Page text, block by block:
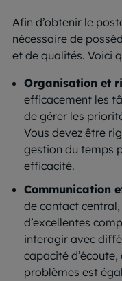
Afin d’obtenir le
nécessaire de
et de qualités. Voici
Organisation et
efficacement les
de gérer les
Vous devez être
gestion du temps
efficacité.
Communication
de contact
d’excellentes
interagir avec
capacité
problèmes est